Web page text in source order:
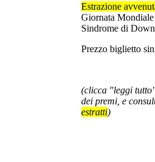
Estrazione
Giornata Mondiale
Sindrome di Down
Prezzo biglietto
(clicca "leggi
dei premi, e
estratti)